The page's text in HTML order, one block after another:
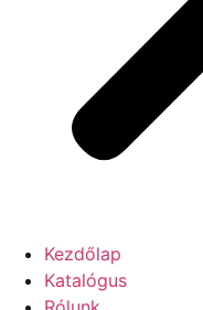
Kezdőlap
Katalógus